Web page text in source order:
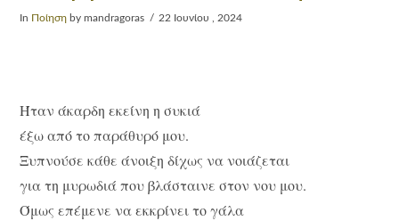
In Ποίηση by mandragoras 22 Ιουνίου , 2024
Ήταν άκαρδη εκείνη η συκιά
έξω από το παράθυρό μου.
Ξυπνούσε κάθε άνοιξη δίχως να νοιάζεται
για τη μυρωδιά που βλάσταινε στον νου μου.
Όμως επέμενε να εκκρίνει το γάλα